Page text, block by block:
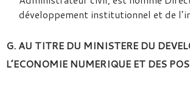
développement institutionnel et de
G. AU TITRE DU MINISTERE DU
L’ECONOMIE NUMERIQUE ET DES